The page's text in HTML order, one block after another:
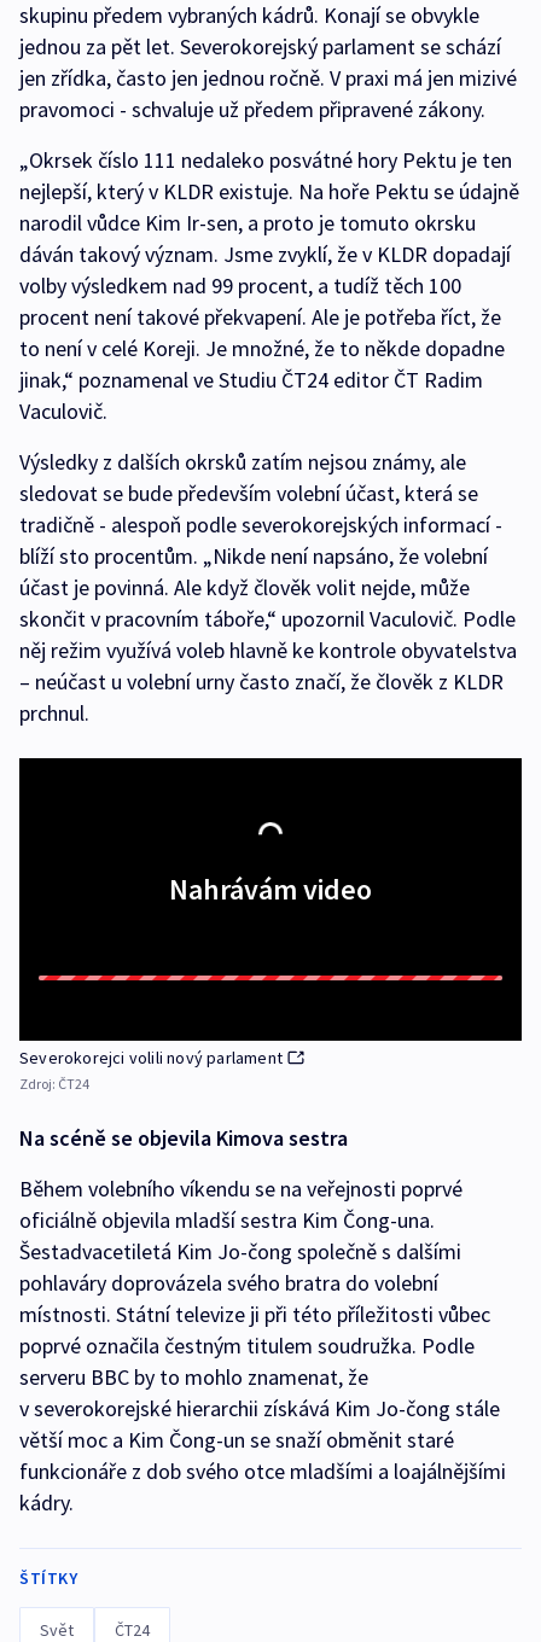
skupinu předem vybraných kádrů. Konají se obvykle
jednou za pět let. Severokorejský parlament se schází
jen zřídka, často jen jednou ročně. V praxi má jen mizivé
pravomoci - schvaluje už předem připravené zákony.
„Okrsek číslo 111 nedaleko posvátné hory Pektu je ten
nejlepší, který v KLDR existuje. Na hoře Pektu se údajně
narodil vůdce Kim Ir-sen, a proto je tomuto okrsku
dáván takový význam. Jsme zvyklí, že v KLDR dopadají
volby výsledkem nad 99 procent, a tudíž těch 100
procent není takové překvapení. Ale je potřeba říct, že
to není v celé Koreji. Je množné, že to někde dopadne
jinak,“ poznamenal ve Studiu ČT24 editor ČT Radim
Vaculovič.
Výsledky z dalších okrsků zatím nejsou známy, ale
sledovat se bude především volební účast, která se
tradičně - alespoň podle severokorejských informací -
blíží sto procentům. „Nikde není napsáno, že volební
účast je povinná. Ale když člověk volit nejde, může
skončit v pracovním táboře,“ upozornil Vaculovič. Podle
něj režim využívá voleb hlavně ke kontrole obyvatelstva
– neúčast u volební urny často značí, že člověk z KLDR
prchnul.
Nahrávám video
Severokorejci volili nový parlament
Zdroj: ČT24
Na scéně se objevila Kimova sestra
Během volebního víkendu se na veřejnosti poprvé
oficiálně objevila mladší sestra Kim Čong-una.
Šestadvacetiletá Kim Jo-čong společně s dalšími
pohlaváry doprovázela svého bratra do volební
místnosti. Státní televize ji při této příležitosti vůbec
poprvé označila čestným titulem soudružka. Podle
serveru BBC by to mohlo znamenat, že
v severokorejské hierarchii získává Kim Jo-čong stále
větší moc a Kim Čong-un se snaží obměnit staré
funkcionáře z dob svého otce mladšími a loajálnějšími
kádry.
ŠTÍTKY
Svět ČT24